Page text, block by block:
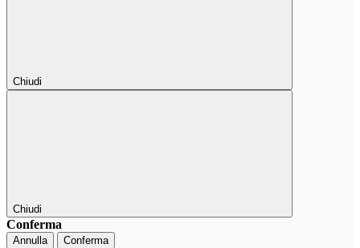
Chiudi
Chiudi
Conferma
Annulla Conferma